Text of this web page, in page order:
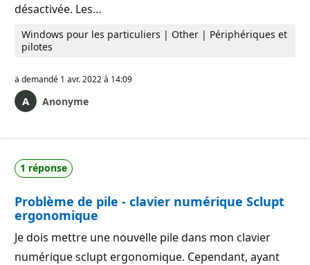
désactivée. Les…
Windows pour les particuliers | Other | Périphériques et
pilotes
a demandé 1 avr. 2022 à 14:09
Anonyme
1 réponse
Problème de pile - clavier numérique Sclupt
ergonomique
Je dois mettre une nouvelle pile dans mon clavier
numérique sclupt ergonomique. Cependant, ayant